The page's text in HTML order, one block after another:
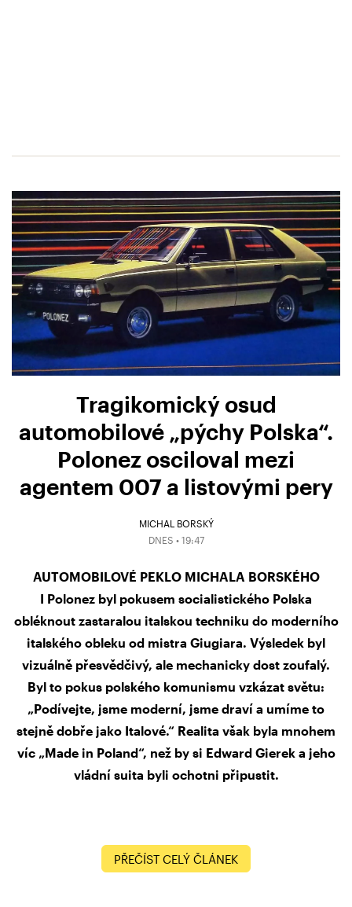
Tragikomický osud
automobilové „pýchy Polska“.
Polonez osciloval mezi
agentem 007 a listovými pery
MICHAL BORSKÝ
DNES • 19:47
AUTOMOBILOVÉ PEKLO MICHALA BORSKÉHO
I Polonez byl pokusem socialistického Polska
obléknout zastaralou italskou techniku do moderního
italského obleku od mistra Giugiara. Výsledek byl
vizuálně přesvědčivý, ale mechanicky dost zoufalý.
Byl to pokus polského komunismu vzkázat světu:
„Podívejte, jsme moderní, jsme draví a umíme to
stejně dobře jako Italové.“ Realita však byla mnohem
víc „Made in Poland“, než by si Edward Gierek a jeho
vládní suita byli ochotni připustit.
PŘEČÍST CELÝ ČLÁNEK